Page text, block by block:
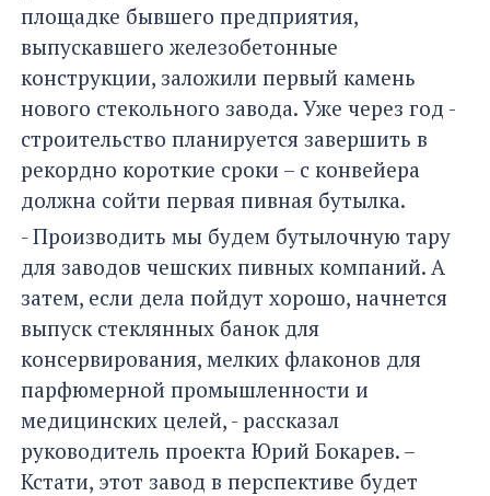
площадке бывшего предприятия,
выпускавшего железобетонные
конструкции, заложили первый камень
нового стекольного завода. Уже через год -
строительство планируется завершить в
рекордно короткие сроки – с конвейера
должна сойти первая пивная бутылка.
- Производить мы будем бутылочную тару
для заводов чешских пивных компаний. А
затем, если дела пойдут хорошо, начнется
выпуск стеклянных банок для
консервирования, мелких флаконов для
парфюмерной промышленности и
медицинских целей, - рассказал
руководитель проекта Юрий Бокарев. –
Кстати, этот завод в перспективе будет